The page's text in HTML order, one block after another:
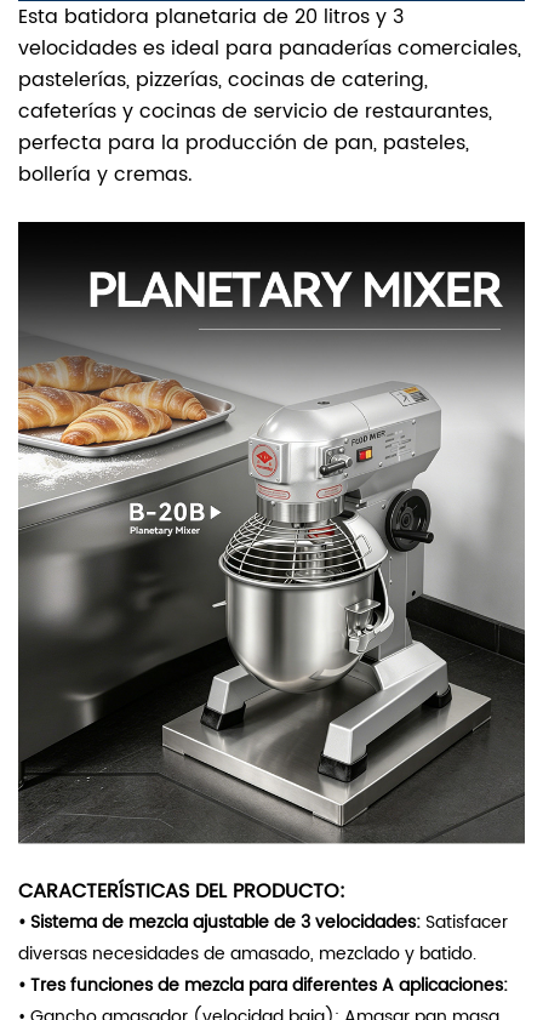
Esta batidora planetaria de 20 litros y 3
velocidades es ideal para panaderías comerciales,
pastelerías, pizzerías, cocinas de catering,
cafeterías y cocinas de servicio de restaurantes,
perfecta para la producción de pan, pasteles,
bollería y cremas.
CARACTERÍSTICAS DEL PRODUCTO:
• Sistema de mezcla ajustable de 3 velocidades:Satisfacer
diversas necesidades de amasado, mezclado y batido.
•Tres funciones de mezcla para diferentes Aaplicaciones: